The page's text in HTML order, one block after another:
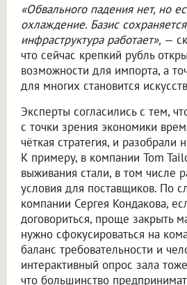
«Обвального падения нет, но
охлаждение. Базис
инфраструктура работает», —
что сейчас крепкий рубль
возможности для импорта, а
для многих становится
Эксперты согласились с тем,
с точки зрения экономики
чёткая стратегия, и разобрали
К примеру, в компании Tom
выживания стали, в том числе
условия для поставщиков. По
компании Сергея Кондакова,
договориться, проще закрыть
нужно сфокусироваться на
баланс требовательности и
интерактивный опрос зала
что большинство